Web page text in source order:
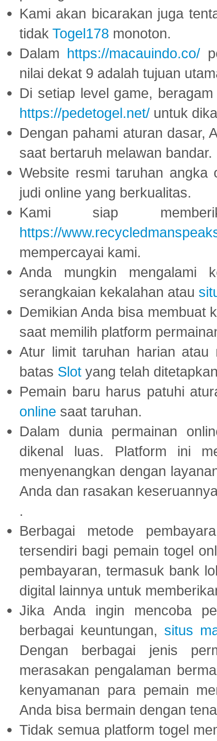
Kami akan bicarakan juga
tidak Togel178 monoton.
Dalam https://macauindo.co/
nilai dekat 9 adalah tujuan
Di setiap level game,
https://pedetogel.net/ untuk
Dengan pahami aturan dasar,
saat bertaruh melawan bandar.
Website resmi taruhan
judi online yang berkualitas.
Kami siap
https://
mempercayai kami.
Anda mungkin mengalami
serangkaian kekalahan atau
Demikian Anda bisa membuat
saat memilih platform
Atur limit taruhan harian atau
batas Slot yang telah
Pemain baru harus patuhi
online saat taruhan.
Dalam dunia permainan
dikenal luas. Platform ini
menyenangkan dengan
Anda dan rasakan
.
Berbagai metode
tersendiri bagi pemain togel
pembayaran, termasuk bank
digital lainnya untuk
Jika Anda ingin mencoba
berbagai keuntungan, situs
Dengan berbagai jenis
merasakan pengalaman
kenyamanan para pemain
Anda bisa bermain dengan
Tidak semua platform togel